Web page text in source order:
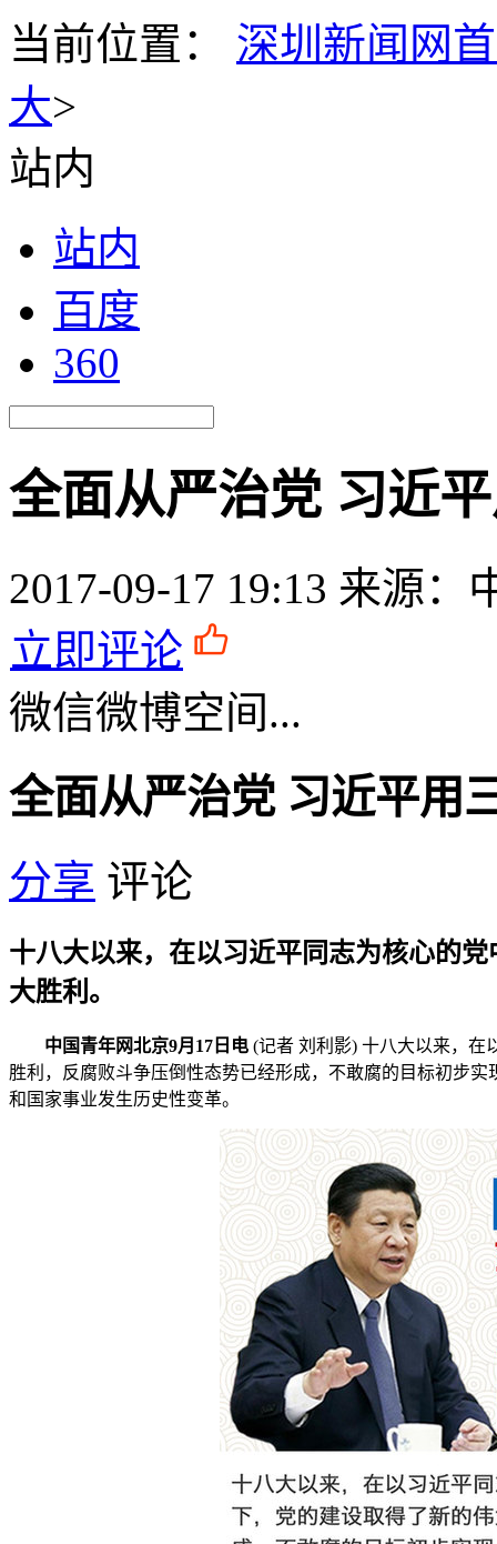
当前位置： 深圳新闻网
大>
站内
站内
百度
360
全面从严治党 习近
2017-09-17 19:13 来源：
立即评论
微信微博空间...
全面从严治党 习近平用
分享 评论
十八大以来，在以习近平同志为核心的
大胜利。
中国青年网北京9月17日电 (记者 刘利影) 十八大以来，在
胜利，反腐败斗争压倒性态势已经形成，不敢腐的目标初步
和国家事业发生历史性变革。